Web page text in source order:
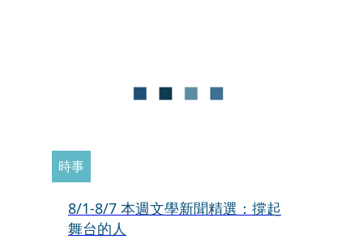
時事
8/1-8/7 本週文學新聞精選：撐起
舞台的人